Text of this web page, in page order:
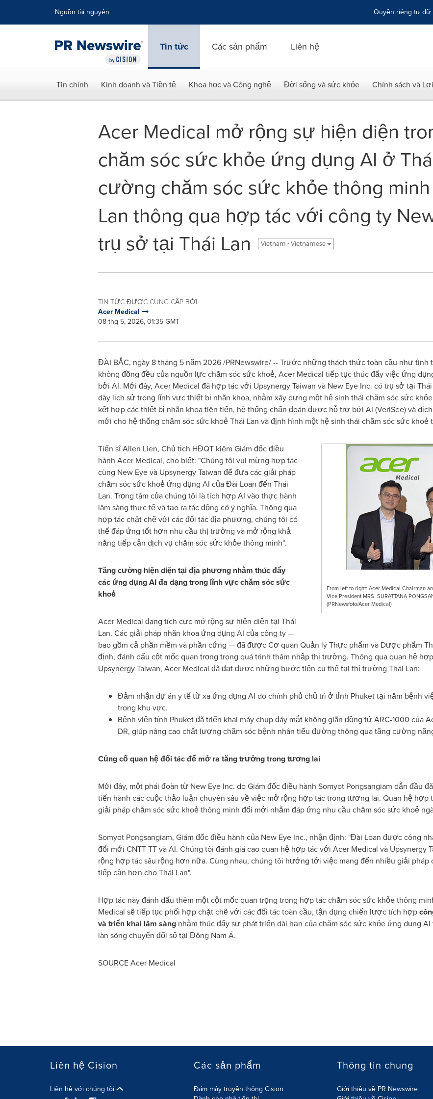
Nguồn tài nguyên Quyền riêng tư dữ
Tin tức Các sản phẩm Liên hệ
Tin chính Kinh doanh và Tiền tệ Khoa học và Công nghệ Đời sống và sức khỏe Chính sách và
Acer Medical mở rộng sự hiện diện
chăm sóc sức khỏe ứng dụng AI ở
cường chăm sóc sức khỏe thông
Lan thông qua hợp tác với công ty
trụ sở tại Thái Lan
Vietnam - Vietnamese
TIN TỨC ĐƯỢC CUNG CẤP BỞI
Acer Medical
08 thg 5, 2026, 01:35 GMT
ĐÀI BẮC, ngày 8 tháng 5 năm 2026 /PRNewswire/ -- Trước những thách thức toàn cầu như tình
không đồng đều của nguồn lực chăm sóc sức khoẻ, Acer Medical tiếp tục thúc đẩy việc ứng
bởi AI. Mới đây, Acer Medical đã hợp tác với Upsynergy Taiwan và New Eye Inc. có trụ sở tại
dày lịch sử trong lĩnh vực thiết bị nhãn khoa, nhằm xây dựng một hệ sinh thái chăm sóc sức
kết hợp các thiết bị nhãn khoa tiên tiến, hệ thống chẩn đoán được hỗ trợ bởi AI (VeriSee) và
mới cho hệ thống chăm sóc sức khoẻ Thái Lan và định hình một hệ sinh thái chăm sóc sức
From left to right: Acer Medical Chairman
Vice President MRS. SURATTANA
(PRNewsfoto/Acer Medical)
Tiến sĩ Allen Lien, Chủ tịch HĐQT kiêm Giám đốc điều
hành Acer Medical, cho biết: "Chúng tôi vui mừng hợp tác
cùng New Eye và Upsynergy Taiwan để đưa các giải pháp
chăm sóc sức khoẻ ứng dụng AI của Đài Loan đến Thái
Lan. Trọng tâm của chúng tôi là tích hợp AI vào thực hành
lâm sàng thực tế và tạo ra tác động có ý nghĩa. Thông qua
hợp tác chặt chẽ với các đối tác địa phương, chúng tôi có
thể đáp ứng tốt hơn nhu cầu thị trường và mở rộng khả
năng tiếp cận dịch vụ chăm sóc sức khỏe thông minh".
Tăng cường hiện diện tại địa phương nhằm thúc đẩy
các ứng dụng AI đa dạng trong lĩnh vực chăm sóc sức
khoẻ
Acer Medical đang tích cực mở rộng sự hiện diện tại Thái
Lan. Các giải pháp nhãn khoa ứng dụng AI của công ty —
bao gồm cả phần mềm và phần cứng — đã được Cơ quan Quản lý Thực phẩm và Dược phẩm
định, đánh dấu cột mốc quan trọng trong quá trình thâm nhập thị trường. Thông qua quan hệ
Upsynergy Taiwan, Acer Medical đã đạt được những bước tiến cụ thể tại thị trường Thái Lan:
Đảm nhận dự án y tế từ xa ứng dụng AI do chính phủ chủ trì ở tỉnh Phuket tại năm bệnh
trong khu vực.
Bệnh viện tỉnh Phuket đã triển khai máy chụp đáy mắt không giãn đồng tử ARC-1000 của
DR, giúp nâng cao chất lượng chăm sóc bệnh nhân tiểu đường thông qua tăng cường
Củng cố quan hệ đối tác để mở ra tăng trưởng trong tương lai
Mới đây, một phái đoàn từ New Eye Inc. do Giám đốc điều hành Somyot Pongsangiam dẫn đầu
tiến hành các cuộc thảo luận chuyên sâu về việc mở rộng hợp tác trong tương lai. Quan hệ
giải pháp chăm sóc sức khoẻ thông minh đổi mới nhằm đáp ứng nhu cầu chăm sóc sức khoẻ
Somyot Pongsangiam, Giám đốc điều hành của New Eye Inc., nhận định: "Đài Loan được công
đổi mới CNTT-TT và AI. Chúng tôi đánh giá cao quan hệ hợp tác với Acer Medical và Upsynergy
rộng hợp tác sâu rộng hơn nữa. Cùng nhau, chúng tôi hướng tới việc mang đến nhiều giải pháp
tiếp cận hơn cho Thái Lan".
Hợp tác này đánh dấu thêm một cột mốc quan trọng trong hợp tác chăm sóc sức khỏe thông
Medical sẽ tiếp tục phối hợp chặt chẽ với các đối tác toàn cầu, tận dụng chiến lược tích hợp
và triển khai lâm sàngnhằm thúc đẩy sự phát triển dài hạn của chăm sóc sức khỏe ứng dụng
làn sóng chuyển đổi số tại Đông Nam Á.
SOURCE Acer Medical
Liên hệ Cision
Liên hệ với chúng tôi
Các sản phẩm
Đám mây truyền thông Cision
Thông tin chung
Giới thiệu về PR Newswire